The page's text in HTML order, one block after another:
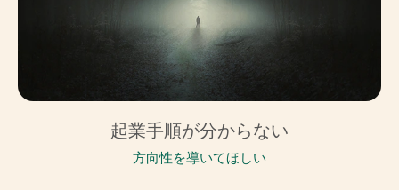
起業手順が分からない
方向性を導いてほしい